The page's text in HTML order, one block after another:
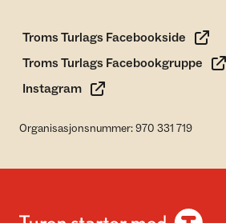
Troms Turlags Facebookside
Troms Turlags Facebookgruppe
Instagram
Organisasjonsnummer: 970 331 719